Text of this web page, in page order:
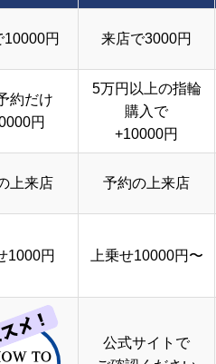
10000円 来店で3000円
約だけ
円
5万円以上の指輪
購入で
+10000円
上来店 予約の上来店
1000円 上乗せ10000円〜
公式サイトで